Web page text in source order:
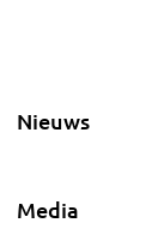
Nieuws
Media